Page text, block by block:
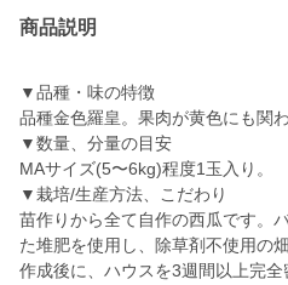
商品説明
▼品種・味の特徴
品種金色羅皇。果肉が黄色にも関
▼数量、分量の目安
MAサイズ(5〜6kg)程度1玉入り。
▼栽培/生産方法、こだわり
苗作りから全て自作の西瓜です。
た堆肥を使用し、除草剤不使用の
作成後に、ハウスを3週間以上完